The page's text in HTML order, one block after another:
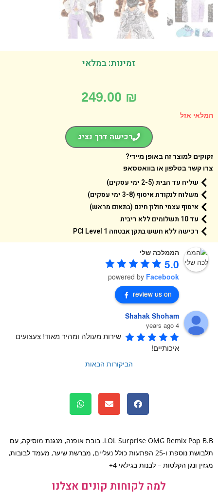
זמינות: במלאי
249.00
אזל
רכישה דרך נציג
למוצר זה באופן מיידי?
קשר בטלפון או בוואטסאפ
שליח עד הבית (2-5 ימי עסקים)
משלוח לנקודת איסוף (3-8 ימי עסקים)
איסוף עצמי חולון חינם (בתאום מראש)
עד 10 תשלומים ללא ריבית
רכישה ללא חשש בתקן אבטחה 1 PCI Level
הממלכה שלי
5.0
powered byFacebook
review us on
Shahak Shoham
4 years ago
שירות מעולה ומהיר מאוד! צעצועים
איכותיים!
הביקורות הבאות
LOL Surprise OMG Remix Pop B.B. בובת אופנה, מנגנת מוסיקה, עם
תלבושת נוספת ו-25 הפתעות כולל נעליים, מברשת שיער, מעמד לבובות,
ונגן הקלטות – לבנות בגילאי 4+
למה לקוחות קונים אצלנו